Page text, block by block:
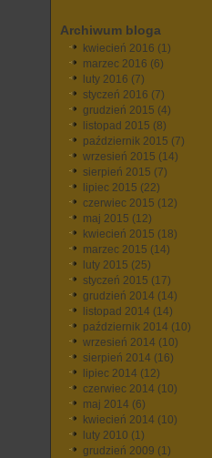
Archiwum bloga
kwiecień 2016 (1)
marzec 2016 (6)
luty 2016 (7)
styczeń 2016 (7)
grudzień 2015 (4)
listopad 2015 (8)
październik 2015 (7)
wrzesień 2015 (14)
sierpień 2015 (7)
lipiec 2015 (22)
czerwiec 2015 (12)
maj 2015 (12)
kwiecień 2015 (18)
marzec 2015 (14)
luty 2015 (25)
styczeń 2015 (17)
grudzień 2014 (14)
listopad 2014 (14)
październik 2014 (10)
wrzesień 2014 (10)
sierpień 2014 (16)
lipiec 2014 (12)
czerwiec 2014 (10)
maj 2014 (6)
kwiecień 2014 (10)
luty 2010 (1)
grudzień 2009 (1)